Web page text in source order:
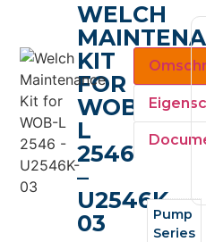
WELCH
KIT
FOR
WOB-
L
2546
–
U2546K-
03
Pump
Series